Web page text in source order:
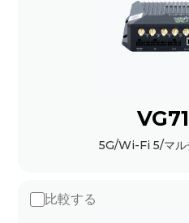
5G/Wi-Fi 5/マル
比較する